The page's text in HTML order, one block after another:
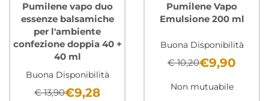
Pumilene vapo duo
essenze balsamiche
per l'ambiente
confezione doppia 40 +
40 ml
Buona Disponibilità
€ 13,90€9,28
Pumilene Vapo
Emulsione 200 ml
Buona Disponibilità
€ 10,20€9,90
Non mutuabile